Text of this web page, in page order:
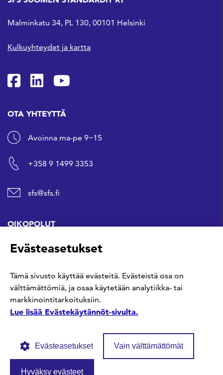
Malminkatu 34, PL 130, 00101 Helsinki
Kulkuyhteydet ja kartta
SFS Facebookissa
SFS Linkedinissä
SFS Youtubessa
OTA YHTEYTTÄ
Avoinna ma-pe 9−15
+358 9 1499 3353
sfs@sfs.fi
OIKOPOLUT
Hanki standardi
Kommentoi tekeillä olevia standardeja
Evästeasetukset
Tämä sivusto käyttää evästeitä. Evästeistä osa on
välttämättömiä, ja osaa käytetään analytiikka- tai
markkinointitarkoituksiin.
Lue lisää Evästekäytännöt-sivulta.
Evästeasetukset Vain välttämättömät
Hyväksy evästeet